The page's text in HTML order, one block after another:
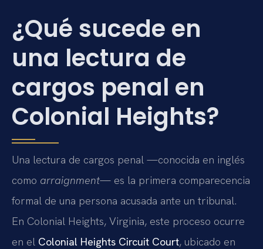
¿Qué sucede en
una lectura de
cargos penal en
Colonial Heights?
Una lectura de cargos penal —conocida en inglés
como arraignment— es la primera comparecencia
formal de una persona acusada ante un tribunal.
En Colonial Heights, Virginia, este proceso ocurre
en el Colonial Heights Circuit Court, ubicado en